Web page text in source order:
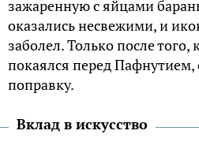
зажаренную с яйцами
оказались несвежими, и
заболел. Только после
покаялся перед
поправку.
Вклад в искусство